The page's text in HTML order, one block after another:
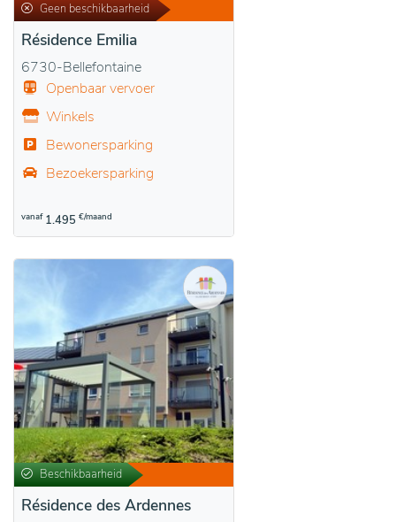
Geen beschikbaarheid
Résidence Emilia
6730-Bellefontaine
Openbaar vervoer
Winkels
Bewonersparking
Bezoekersparking
vanaf 1.495 €/maand
Beschikbaarheid
Résidence des Ardennes